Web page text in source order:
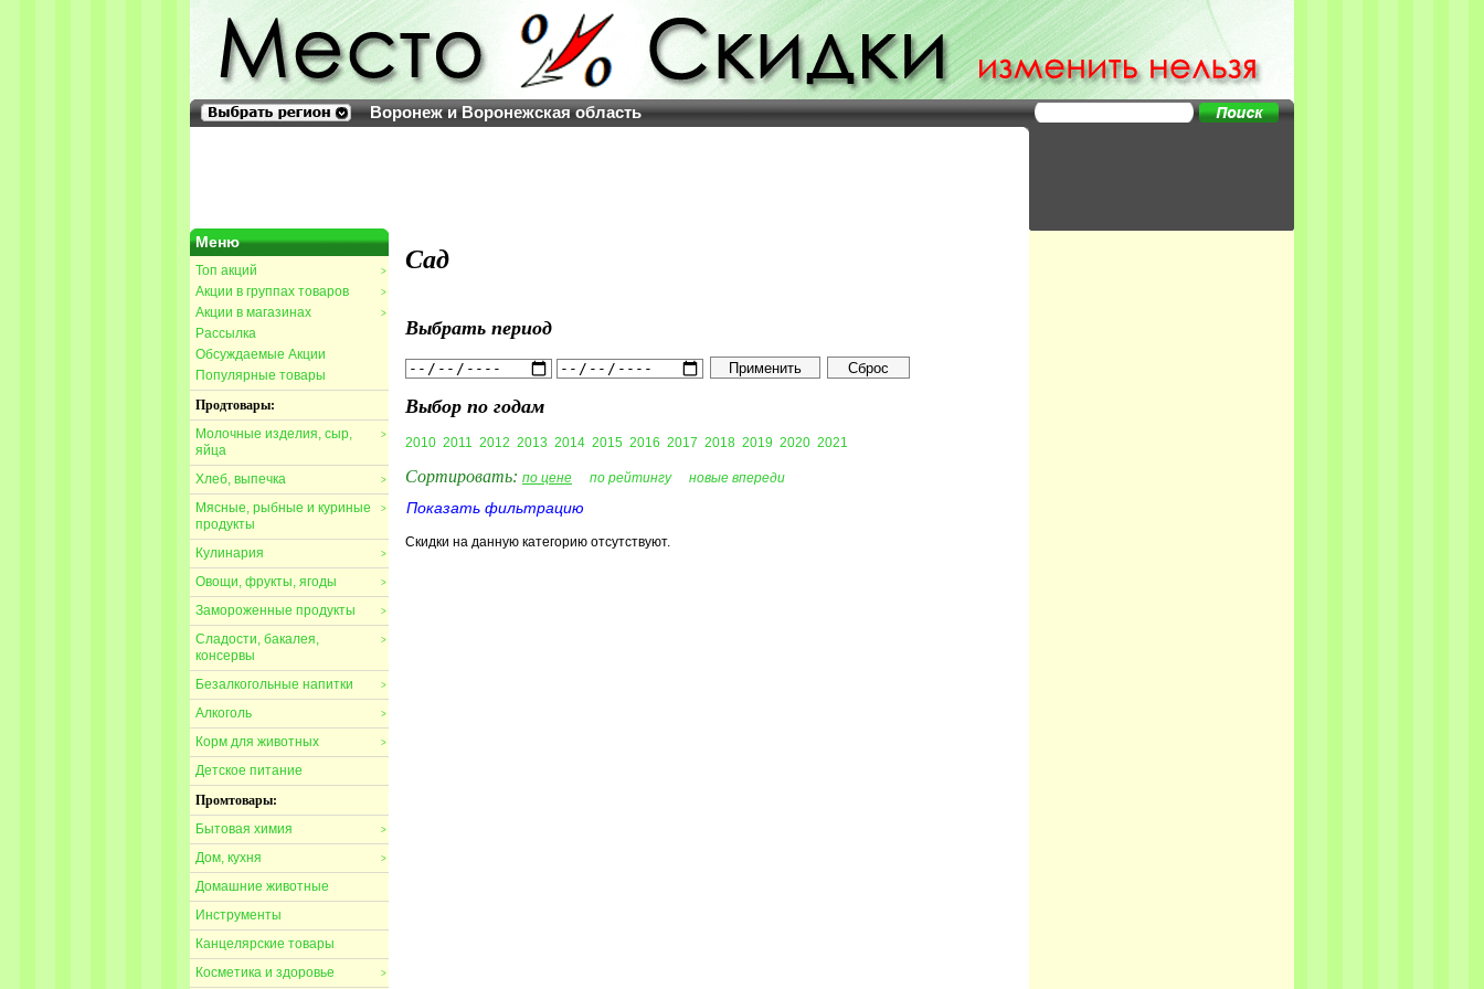
Воронеж и Воронежская область
Меню
>
Топ акций
>
Акции в группах товаров
>
Акции в магазинах
Рассылка
Обсуждаемые Акции
Популярные товары
Продтовары:
>
Молочные изделия, сыр,
яйца
>
Хлеб, выпечка
>
Мясные, рыбные и куриные
продукты
>
Кулинария
>
Овощи, фрукты, ягоды
>
Замороженные продукты
>
Сладости, бакалея,
консервы
>
Безалкогольные напитки
>
Алкоголь
>
Корм для животных
Детское питание
Промтовары:
>
Бытовая химия
>
Дом, кухня
Домашние животные
Инструменты
Канцелярские товары
>
Косметика и здоровье
Сад
Выбрать период
Выбор по годам
2010 2011 2012 2013 2014 2015 2016 2017 2018 2019 2020 2021
Сортировать: по цене по рейтингу новые впереди
Показать фильтрацию
Скидки на данную категорию отсутствуют.